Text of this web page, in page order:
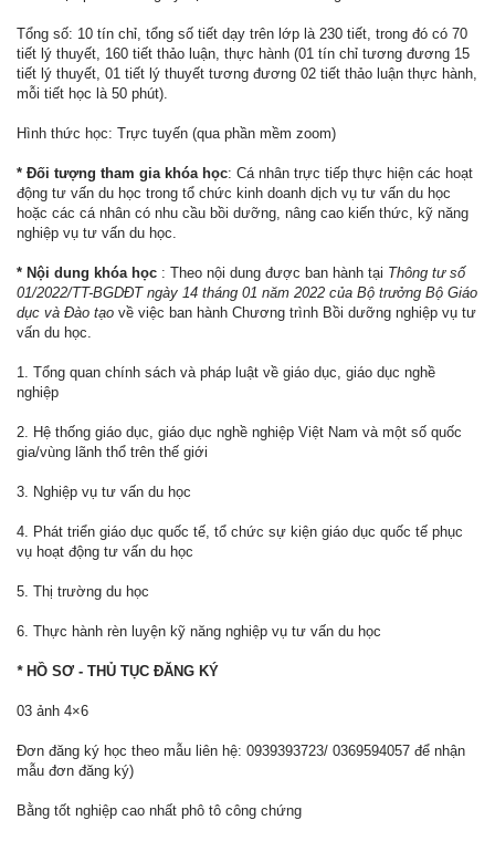
Tổng số: 10 tín chỉ, tổng số tiết dạy trên lớp là 230 tiết, trong đó có 70
tiết lý thuyết, 160 tiết thảo luận, thực hành (01 tín chỉ tương đương 15
tiết lý thuyết, 01 tiết lý thuyết tương đương 02 tiết thảo luận thực hành,
mỗi tiết học là 50 phút).
Hình thức học: Trực tuyến (qua phần mềm zoom)
* Đối tượng tham gia khóa học: Cá nhân trực tiếp thực hiện các hoạt
động tư vấn du học trong tổ chức kinh doanh dịch vụ tư vấn du học
hoặc các cá nhân có nhu cầu bồi dưỡng, nâng cao kiến thức, kỹ năng
nghiệp vụ tư vấn du học.
* Nội dung khóa học : Theo nội dung được ban hành tại Thông tư số
01/2022/TT-BGDĐT ngày 14 tháng 01 năm 2022 của Bộ trưởng Bộ Giáo
dục và Đào tạo về việc ban hành Chương trình Bồi dưỡng nghiệp vụ tư
vấn du học.
1. Tổng quan chính sách và pháp luật về giáo dục, giáo dục nghề
nghiệp
2. Hệ thống giáo dục, giáo dục nghề nghiệp Việt Nam và một số quốc
gia/vùng lãnh thổ trên thế giới
3. Nghiệp vụ tư vấn du học
4. Phát triển giáo dục quốc tế, tổ chức sự kiện giáo dục quốc tế phục
vụ hoạt động tư vấn du học
5. Thị trường du học
6. Thực hành rèn luyện kỹ năng nghiệp vụ tư vấn du học
* HỒ SƠ - THỦ TỤC ĐĂNG KÝ
03 ảnh 4×6
Đơn đăng ký học theo mẫu liên hệ: 0939393723/ 0369594057 để nhận
mẫu đơn đăng ký)
Bằng tốt nghiệp cao nhất phô tô công chứng